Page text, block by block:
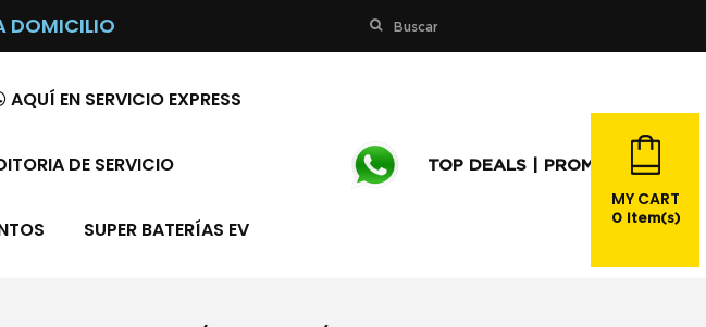
DOMICILIO Buscar
AQUÍ EN SERVICIO EXPRESS
DE SERVICIO
SUPER BATERÍAS EV
TOP DEALS | PROMOS
MY CART
0item(s)